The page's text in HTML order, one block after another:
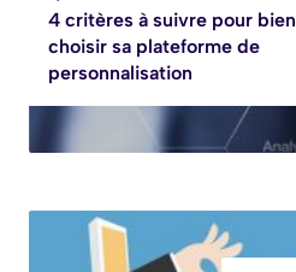
4 critères à suivre pour bien
choisir sa plateforme de
personnalisation